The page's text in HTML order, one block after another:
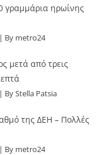
γραμμάρια ηρωίνης
By metro24
μετά από τρεις
By Stella Patsia
της ΔΕΗ – Πολλές
By metro24